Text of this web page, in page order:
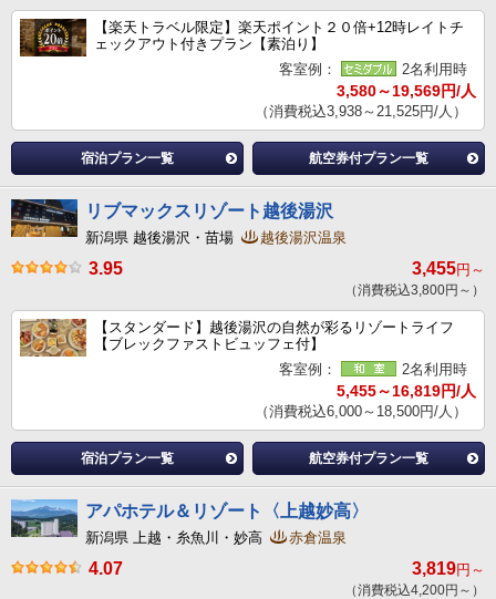
【楽天トラベル限定】楽天ポイント２０倍+12時レイトチ
ェックアウト付きプラン【素泊り】
客室例：
2名利用時
3,580～19,569円/人
（消費税込3,938～21,525円/人）
宿泊プラン一覧 航空券付プラン一覧
リブマックスリゾート越後湯沢
新潟県 越後湯沢・苗場 越後湯沢温泉
3.95 3,455円～
（消費税込3,800円～）
【スタンダード】越後湯沢の自然が彩るリゾートライフ
【ブレックファストビュッフェ付】
客室例：
2名利用時
5,455～16,819円/人
（消費税込6,000～18,500円/人）
宿泊プラン一覧 航空券付プラン一覧
アパホテル＆リゾート〈上越妙高〉
新潟県 上越・糸魚川・妙高 赤倉温泉
4.07 3,819円～
（消費税込4,200円～）